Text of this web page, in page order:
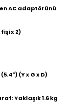
AC adaptörünü
x 2)
(Y x G x D)
Yaklaşık 1.6 kg